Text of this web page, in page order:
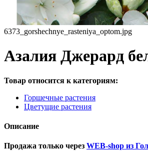
6373_gorshechnye_rasteniya_optom.jpg
Азалия Джерард
Товар относится к категориям:
Горшечные растения
Цветущие растения
Описание
Продажа только через WEB-shop из